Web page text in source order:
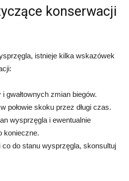
konserwacji
istnieje kilka wskazówek
gwałtownych zmian biegów.
połowie skoku przez długi czas.
wysprzęgla i ewentualnie
konieczne.
do stanu wysprzęgla, skonsultuj